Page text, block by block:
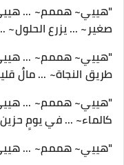
"هييي~ هممم~ ...
صغير~ ... يزرع الحلول~
"هييي~ هممم~ ...
طريق النجاة~ ... مالٌ
"هييي~ هممم~ ...
كالماء~ ... في يومٍ
"هييي~ هممم~ ...